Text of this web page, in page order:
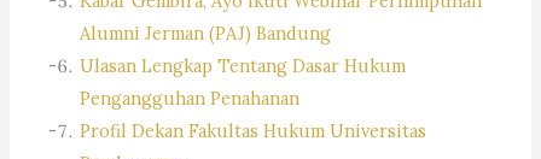
Alumni Jerman (PAJ) Bandung
Ulasan Lengkap Tentang Dasar Hukum
Pengangguhan Penahanan
Profil Dekan Fakultas Hukum Universitas